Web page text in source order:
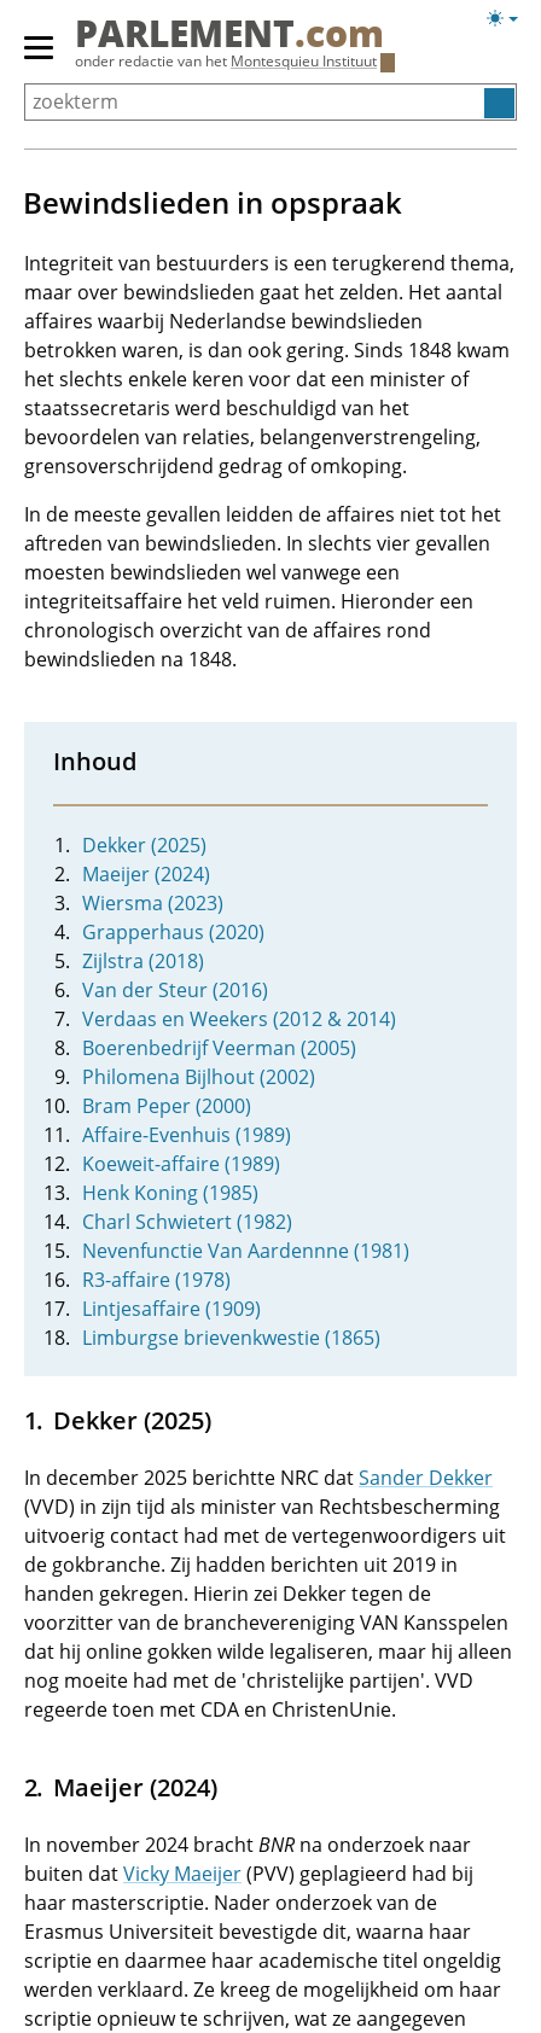
Overslaan
Primair
menu
tonen/verbergen
PARLEMENT.com
onder redactie van het Montesquieu Instituut
Bewindslieden in opspraak
Integriteit van bestuurders is een terugkerend thema,
maar over bewindslieden gaat het zelden. Het aantal
affaires waarbij Nederlandse bewindslieden
betrokken waren, is dan ook gering. Sinds 1848 kwam
het slechts enkele keren voor dat een minister of
staatssecretaris werd beschuldigd van het
bevoordelen van relaties, belangenverstrengeling,
grensoverschrijdend gedrag of omkoping.
In de meeste gevallen leidden de affaires niet tot het
aftreden van bewindslieden. In slechts vier gevallen
moesten bewindslieden wel vanwege een
integriteitsaffaire het veld ruimen. Hieronder een
chronologisch overzicht van de affaires rond
bewindslieden na 1848.
Inhoud
Dekker (2025)
Maeijer (2024)
Wiersma (2023)
Grapperhaus (2020)
Zijlstra (2018)
Van der Steur (2016)
Verdaas en Weekers (2012 & 2014)
Boerenbedrijf Veerman (2005)
Philomena Bijlhout (2002)
Bram Peper (2000)
Affaire-Evenhuis (1989)
Koeweit-affaire (1989)
Henk Koning (1985)
Charl Schwietert (1982)
Nevenfunctie Van Aardennne (1981)
R3-affaire (1978)
Lintjesaffaire (1909)
Limburgse brievenkwestie (1865)
Dekker (2025)
In december 2025 berichtte NRC datSander Dekker
(VVD) in zijn tijd als minister van Rechtsbescherming
uitvoerig contact had met de vertegenwoordigers uit
de gokbranche. Zij hadden berichten uit 2019 in
handen gekregen. Hierin zei Dekker tegen de
voorzitter van de branchevereniging VAN Kansspelen
dat hij online gokken wilde legaliseren, maar hij alleen
nog moeite had met de 'christelijke partijen'. VVD
regeerde toen met CDA en ChristenUnie.
Maeijer (2024)
In november 2024 brachtBNR na onderzoek naar
buiten datVicky Maeijer(PVV) geplagieerd had bij
haar masterscriptie. Nader onderzoek van de
Erasmus Universiteit bevestigde dit, waarna haar
scriptie en daarmee haar academische titel ongeldig
werden verklaard. Ze kreeg de mogelijkheid om haar
scriptie opnieuw te schrijven, wat ze aangegeven